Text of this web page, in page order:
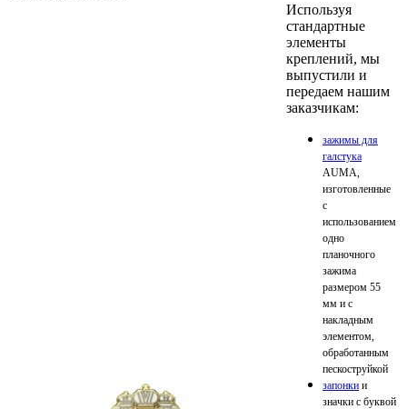
Используя
стандартные
элементы
креплений, мы
выпустили и
передаем нашим
заказчикам:
зажимы для
галстука
AUMA,
изготовленные
с
использованием
одно
планочного
зажима
размером 55
мм и с
накладным
элементом,
обработанным
пескоструйкой
запонки и
значки с буквой